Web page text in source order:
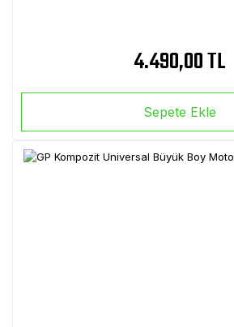
4.490,00 TL
Sepete Ekle